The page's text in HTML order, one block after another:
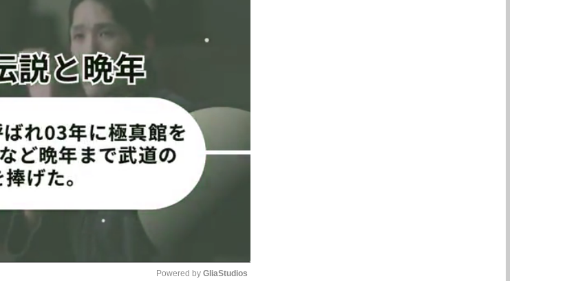
Peach Fizz 桃里れあ写真集
▶︎amazonページへ
Powered by GliaStudios